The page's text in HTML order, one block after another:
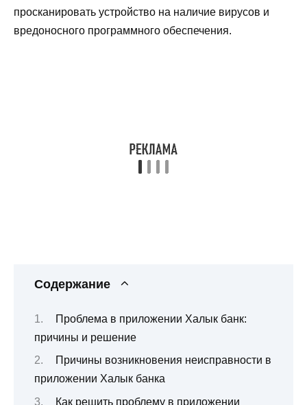
просканировать устройство на наличие вирусов и
вредоносного программного обеспечения.
Содержание
Проблема в приложении Халык банк:
причины и решение
Причины возникновения неисправности в
приложении Халык банка
Как решить проблему в приложении